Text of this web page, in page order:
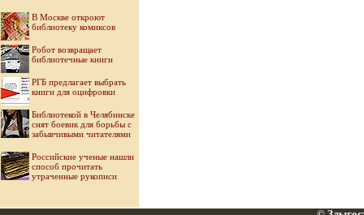
В Москве откроют
библиотеку комиксов
Робот возвращает
библиотечные книги
РГБ предлагает выбрать
книги для оцифровки
Библиотекой в Челябинске
снят боевик для борьбы с
забывчивыми читателями
Российские ученые нашли
способ прочитать
утраченные рукописи